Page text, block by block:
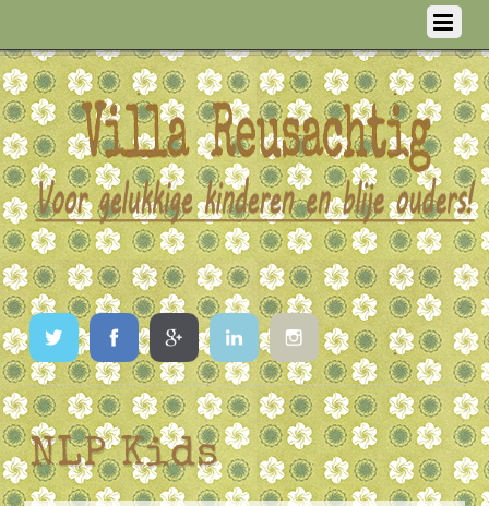
TwitterFacebookGoogleLinkedInInstagram
NLP Kids